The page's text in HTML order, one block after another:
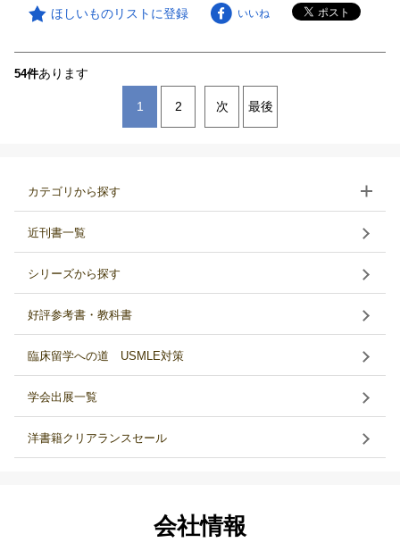
ほしいものリストに登録 いいね
54件あります
1 2 次 最後
カテゴリから探す
近刊書一覧
シリーズから探す
好評参考書・教科書
臨床留学への道 USMLE対策
学会出展一覧
洋書籍クリアランスセール
会社情報